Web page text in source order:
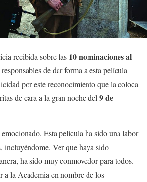
recibida sobre las 10 nominaciones al
de dar forma a esta película
por este reconocimiento que la coloca
de cara a la gran noche del 9 de
Esta película ha sido una labor
incluyéndome. Ver que haya sido
ha sido muy conmovedor para todos.
a la Academia en nombre de los